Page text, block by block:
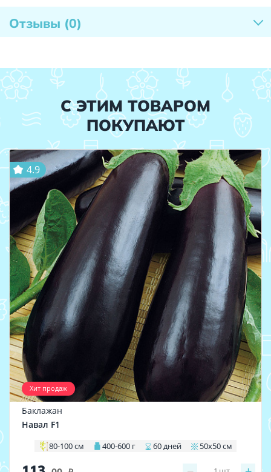
Отзывы (0)
С ЭТИМ ТОВАРОМ
ПОКУПАЮТ
Хит продаж
4.9
Баклажан
Навал F1
80-100 см 400-600 г 60 дней 50х50 см